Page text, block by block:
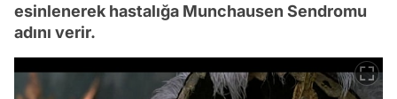
esinlenerek hastalığa Munchausen Sendromu
adını verir.